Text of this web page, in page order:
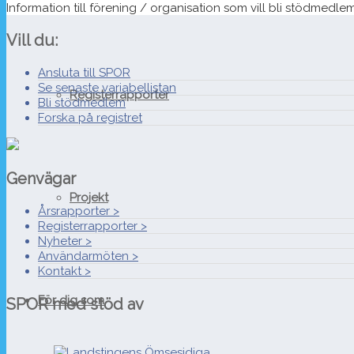
Registerrapporter
Projekt
För dig som
Information till förening / organisation som vill bli stödmedlem
Vill du:
Ansluta till SPOR
Se senaste variabellistan
Bli stödmedlem
Forska på registret
Genvägar
Årsrapporter >
Registerrapporter >
Nyheter >
Användarmöten >
Kontakt >
SPOR med stöd av